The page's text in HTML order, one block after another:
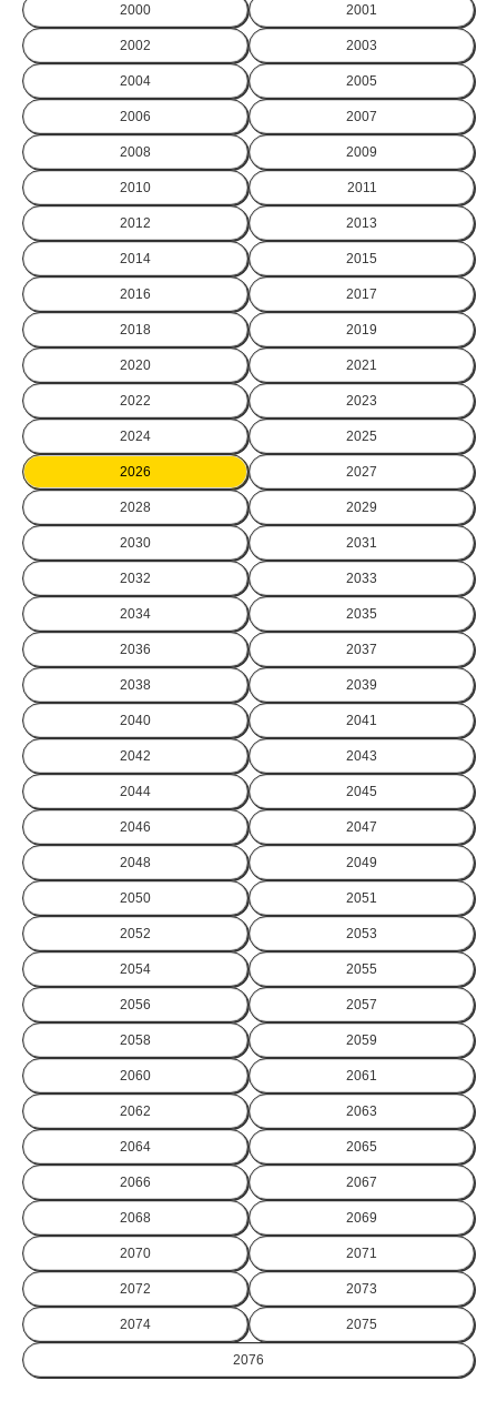
2000 2001
2002 2003
2004 2005
2006 2007
2008 2009
2010 2011
2012 2013
2014 2015
2016 2017
2018 2019
2020 2021
2022 2023
2024 2025
2026 2027
2028 2029
2030 2031
2032 2033
2034 2035
2036 2037
2038 2039
2040 2041
2042 2043
2044 2045
2046 2047
2048 2049
2050 2051
2052 2053
2054 2055
2056 2057
2058 2059
2060 2061
2062 2063
2064 2065
2066 2067
2068 2069
2070 2071
2072 2073
2074 2075
2076